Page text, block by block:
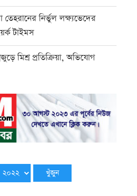
তেহরানের নির্ভুল লক্ষ্যভেদের
টাইমস
মিশ্র প্রতিক্রিয়া, অভিযোগ